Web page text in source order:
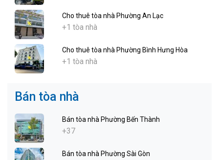
Cho thuê tòa nhà Phường An Lạc
+1 tòa nhà
Cho thuê tòa nhà Phường Bình Hưng Hòa
+1 tòa nhà
Bán tòa nhà
Bán tòa nhà Phường Bến Thành
+37
Bán tòa nhà Phường Sài Gòn